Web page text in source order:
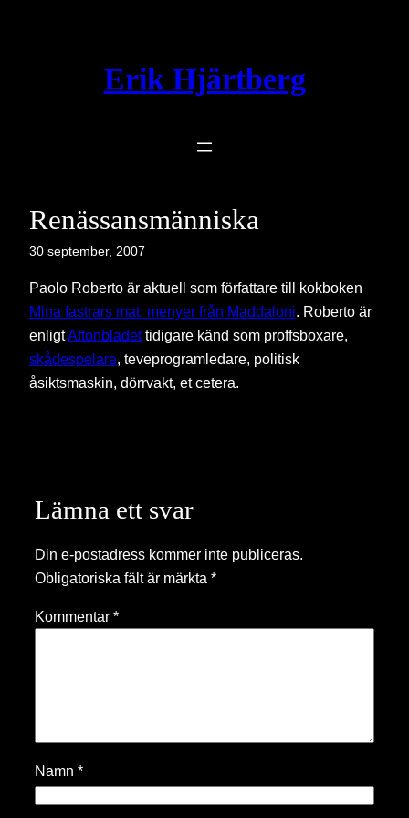
Erik Hjärtberg
Renässansmänniska
30 september, 2007
Paolo Roberto är aktuell som författare till kokboken
Mina fastrars mat: menyer från Maddaloni. Roberto är
enligtAftonbladettidigare känd som proffsboxare,
skådespelare, teveprogramledare, politisk
åsiktsmaskin, dörrvakt, et cetera.
Lämna ett svar
Din e-postadress kommer inte publiceras.
Obligatoriska fält är märkta *
Kommentar *
Namn *